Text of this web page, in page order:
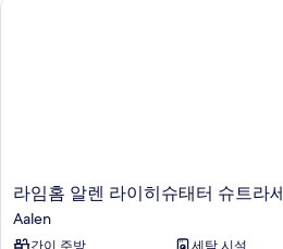
라
임
홈
라임홈 알렌 라이히슈태터 슈트라세
Aalen